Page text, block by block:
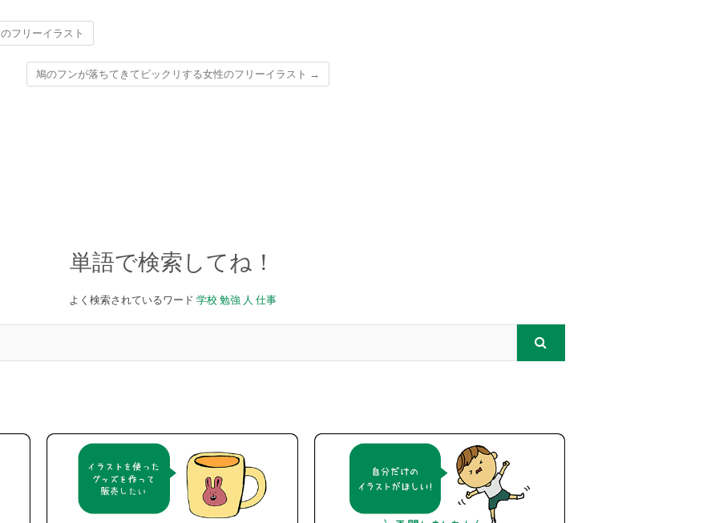
フリーイラスト
鳩のフンが落ちてきてビックリする女性のフリーイラスト →
単語で検索してね！
よく検索されているワード 学校 勉強 人 仕事